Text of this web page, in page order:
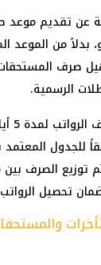
عن تقديم
صرف
الرسمية.
للجدول المعتمد
توزيع الصرف
تحصيل